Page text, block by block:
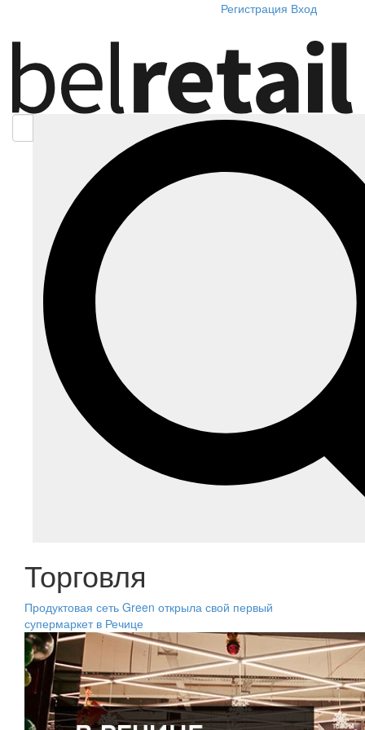
Регистрация Вход
Торговля
Продуктовая сеть Green открыла свой первый
супермаркет в Речице